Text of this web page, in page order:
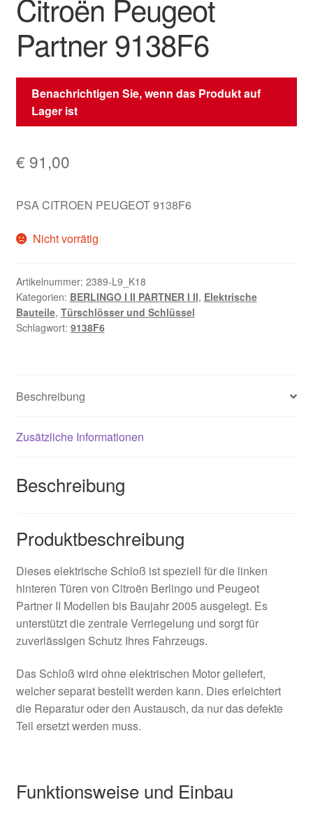
Citroën Peugeot
Partner 9138F6
Benachrichtigen Sie, wenn das Produkt auf
Lager ist
€ 91,00
PSA CITROEN PEUGEOT 9138F6
Nicht vorrätig
Artikelnummer: 2389-L9_K18
Kategorien: BERLINGO I II PARTNER I II, Elektrische
Bauteile, Türschlösser und Schlüssel
Schlagwort: 9138F6
Beschreibung
Zusätzliche Informationen
Beschreibung
Produktbeschreibung
Dieses elektrische Schloß ist speziell für die linken
hinteren Türen von Citroën Berlingo und Peugeot
Partner II Modellen bis Baujahr 2005 ausgelegt. Es
unterstützt die zentrale Verriegelung und sorgt für
zuverlässigen Schutz Ihres Fahrzeugs.
Das Schloß wird ohne elektrischen Motor geliefert,
welcher separat bestellt werden kann. Dies erleichtert
die Reparatur oder den Austausch, da nur das defekte
Teil ersetzt werden muss.
Funktionsweise und Einbau